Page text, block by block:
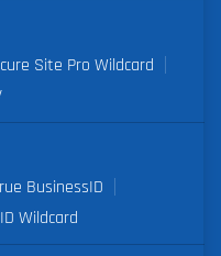
Site Pro Wildcard
BusinessID
Wildcard